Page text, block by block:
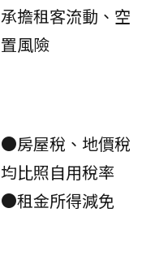
承擔租客流動、空
置風險
●房屋稅、地價稅
均比照自用稅率
●租金所得減免